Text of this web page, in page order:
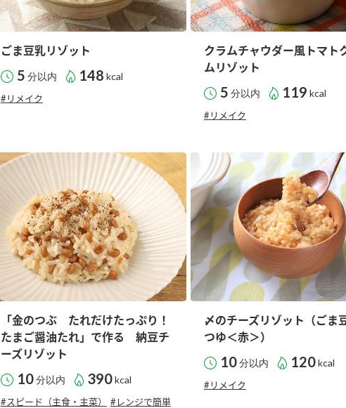
納豆
Fibee（ファイビ
ー）
くらしプラ酢 カンタン酢
お酢を知ろう！ すしラボ ぽん酢サワー
型博物館です。
取り組み
す。
ん酢工房」
ごま豆乳リゾット
5 分以内 148 kcal
#リメイク
クラムチャウダー風トマト
ムリゾット
5 分以内 119 kcal
#リメイク
「金のつぶ たれだけたっぷり！
たまご醤油たれ」で作る 納豆チ
ーズリゾット
10分以内 390kcal
#スピード（主食・主菜） #レンジで簡単
〆のチーズリゾット（ごま
つゆ＜赤＞）
10分以内 120kcal
#リメイク